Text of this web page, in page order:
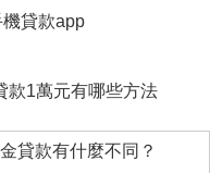
貸款app
款1萬元有哪些方法
貸款有什麼不同？